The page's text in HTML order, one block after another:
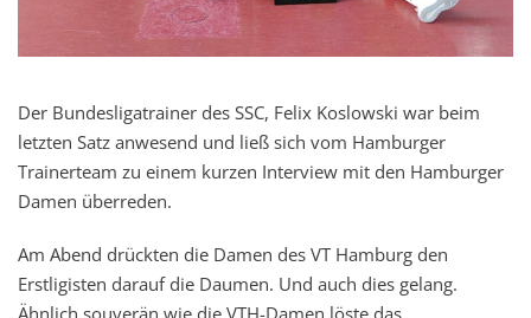
Der Bundesligatrainer des SSC, Felix Koslowski war beim
letzten Satz anwesend und ließ sich vom Hamburger
Trainerteam zu einem kurzen Interview mit den Hamburger
Damen überreden.
Am Abend drückten die Damen des VT Hamburg den
Erstligisten darauf die Daumen. Und auch dies gelang.
Ähnlich souverän wie die VTH-Damen löste das